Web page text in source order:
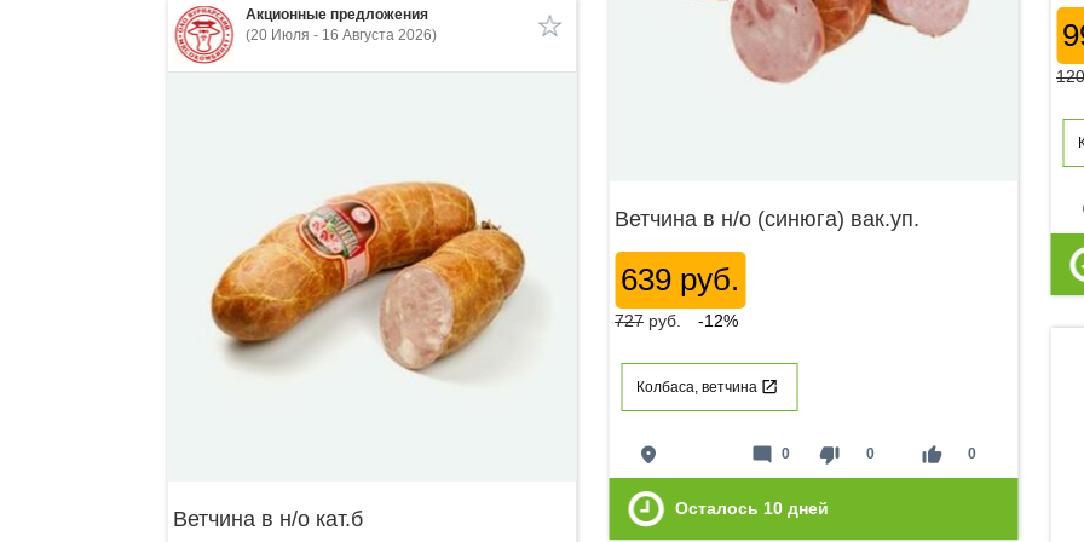
120
Ветчина в н/о (синюга) вак.уп.
639 руб.
727 руб. -12%
Колбаса, ветчина
place thumb_down 0 thumb_up 0
mode_comment 0
Осталось 10 дней
Акционные предложения
(20 Июля - 16 Августа 2026)
Ветчина в н/о кат.б